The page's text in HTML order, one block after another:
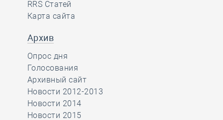
RRS Статей
Карта сайта
Архив
Опрос дня
Голосования
Архивный сайт
Новости 2012-2013
Новости 2014
Новости 2015